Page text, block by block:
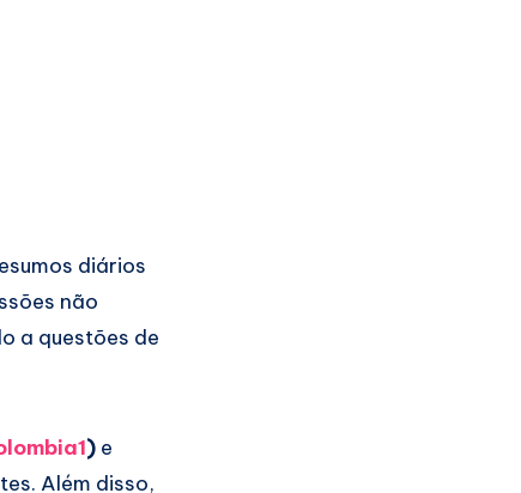
diários
não
a questões de
) e
Além disso,